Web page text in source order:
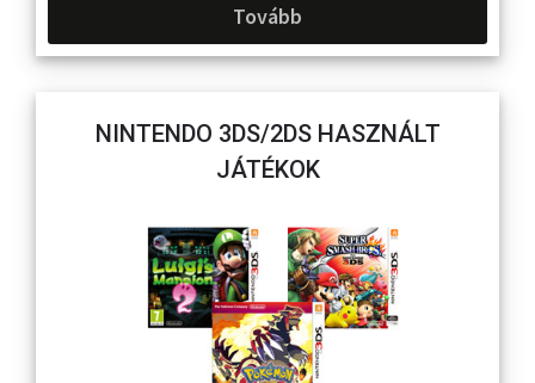
Tovább
NINTENDO 3DS/2DS HASZNÁLT
JÁTÉKOK